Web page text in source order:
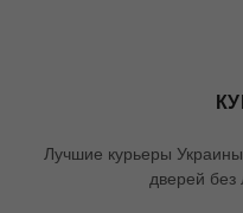
Лучшие курьеры
дверей без